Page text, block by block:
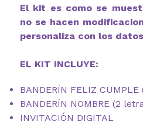
El kit es como se
no se hacen
personaliza con los
EL KIT INCLUYE:
BANDERÍN FELIZ
BANDERÍN NOMBRE (2
INVITACIÓN DIGITAL